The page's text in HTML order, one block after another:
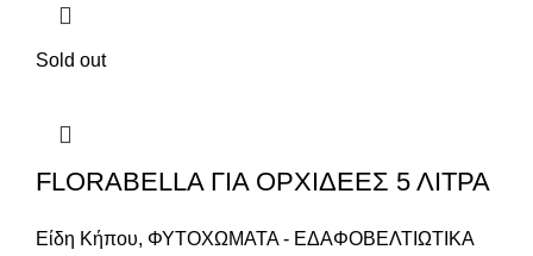
Sold out
FLORABELLA ΓΙΑ ΟΡΧΙΔΕΕΣ 5 ΛΙΤΡΑ
Είδη Κήπου, ΦΥΤΟΧΩΜΑΤΑ - ΕΔΑΦΟΒΕΛΤΙΩΤΙΚΑ